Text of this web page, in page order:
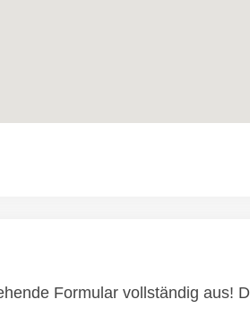
Formular vollständig aus!